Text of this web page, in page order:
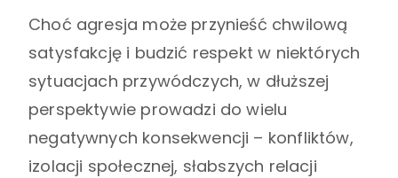
Choć agresja może przynieść chwilową
satysfakcję i budzić respekt w niektórych
sytuacjach przywódczych, w dłuższej
perspektywie prowadzi do wielu
negatywnych konsekwencji – konfliktów,
izolacji społecznej, słabszych relacji